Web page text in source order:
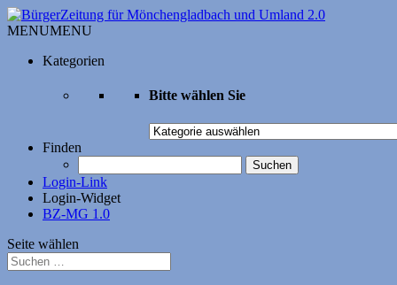
MENUMENU
Kategorien
Bitte wählen Sie
Bitte
Sie
Finden
nach:
Login-Link
Login-Widget
BZ-MG 1.0
Seite wählen